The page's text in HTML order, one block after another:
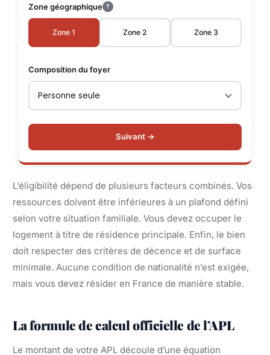
Zone géographique ?
Zone 1 Zone 2 Zone 3
Composition du foyer
Suivant →
L’éligibilité dépend de plusieurs facteurs combinés. Vos
ressources doivent être inférieures à un plafond défini
selon votre situation familiale. Vous devez occuper le
logement à titre de résidence principale. Enfin, le bien
doit respecter des critères de décence et de surface
minimale. Aucune condition de nationalité n’est exigée,
mais vous devez résider en France de manière stable.
La formule de calcul officielle de l’APL
Le montant de votre APL découle d’une équation